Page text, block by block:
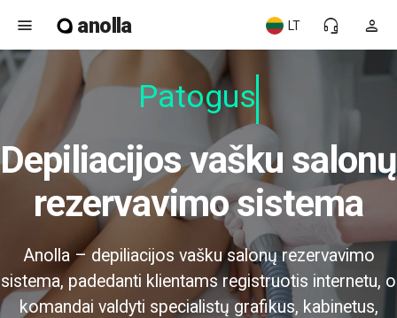
menu anolla person
headset_mic
LT
Patogus
Depiliacijos vašku salonų
rezervavimo sistema
Anolla – depiliacijos vašku salonų rezervavimo
sistema, padedanti klientams registruotis internetu, o
komandai valdyti specialistų grafikus, kabinetus,